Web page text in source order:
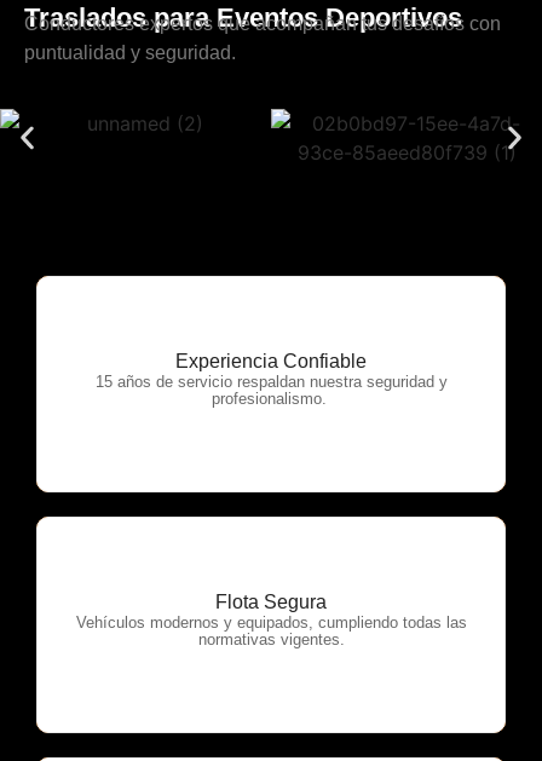
Traslados para Eventos Deportivos
Conductores expertos que acompañan tus desafíos con
puntualidad y seguridad.
Experiencia Confiable
15 años de servicio respaldan nuestra seguridad y
profesionalismo.
OTP Servicios
Flota Segura
Vehículos modernos y equipados, cumpliendo todas las
normativas vigentes.
OTP Servicios